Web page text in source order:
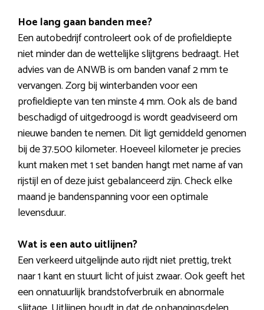
Hoe lang gaan banden mee?
Een autobedrijf controleert ook of de profieldiepte
niet minder dan de wettelijke slijtgrens bedraagt. Het
advies van de ANWB is om banden vanaf 2 mm te
vervangen. Zorg bij winterbanden voor een
profieldiepte van ten minste 4 mm. Ook als de band
beschadigd of uitgedroogd is wordt geadviseerd om
nieuwe banden te nemen. Dit ligt gemiddeld genomen
bij de 37.500 kilometer. Hoeveel kilometer je precies
kunt maken met 1 set banden hangt met name af van
rijstijl en of deze juist gebalanceerd zijn. Check elke
maand je bandenspanning voor een optimale
levensduur.
Wat is een auto uitlijnen?
Een verkeerd uitgelijnde auto rijdt niet prettig, trekt
naar 1 kant en stuurt licht of juist zwaar. Ook geeft het
een onnatuurlijk brandstofverbruik en abnormale